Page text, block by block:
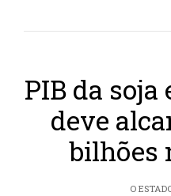
PIB da soja
deve
bilhões
O